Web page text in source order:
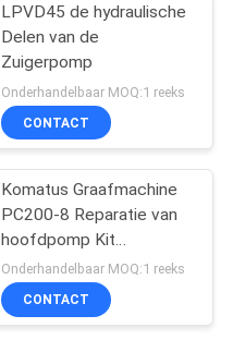
LPVD45 de hydraulische
Delen van de
Zuigerpomp
Onderhandelbaar MOQ:1 reeks
CONTACT
Komatus Graafmachine
PC200-8 Reparatie van
hoofdpomp Kit
Hydraulische pomp
Onderdeel zuigerpomp
Onderhoud reparatie
Onderhandelbaar MOQ:1 reeks
CONTACT